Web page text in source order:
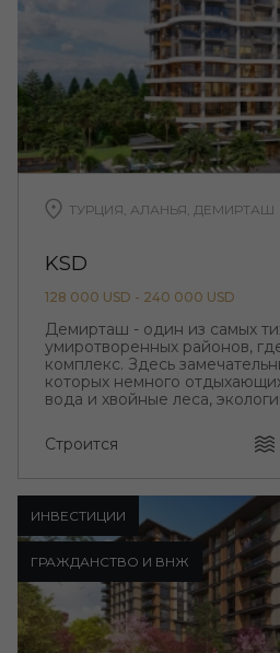
ТУРЦИЯ, АЛАНЬЯ, ДЕМИРТАШ
KSD
128 000 USD - 240 000 USD
Демирташ - один из самых
умиротворенных районов,
комплекс. Здесь
которых немного
вода и хвойные леса,
Строится
ИНВЕСТИЦИИ
ГРАЖДАНСТВО И ВНЖ